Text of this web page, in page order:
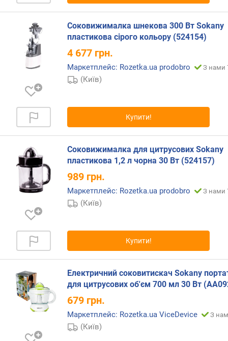
т
у
з
а
а
ж
н
н
(
м
)
о
в
ж
и
н
а
б
Соковижималка шнекова 300 Вт Sokany
пластикова сірого кольору (524154)
4 677 грн.
Маркетплейс: Rozetka.ua prodobro З нами
(Київ)
Купити!
Соковижималка для цитрусових Sokany
пластикова 1,2 л чорна 30 Вт (524157)
989 грн.
Маркетплейс: Rozetka.ua prodobro З нами
(Київ)
Купити!
Електричний соковитискач Sokany
для цитрусових об'єм 700 мл 30 Вт
679 грн.
Маркетплейс: Rozetka.ua ViceDevice З
(Київ)